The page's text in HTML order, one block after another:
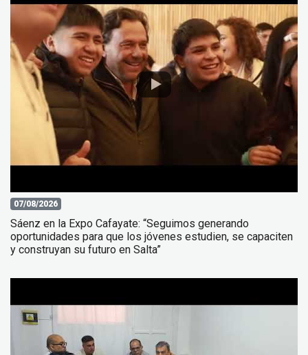
07/08/2026
Sáenz en la Expo Cafayate: “Seguimos generando
oportunidades para que los jóvenes estudien, se capaciten
y construyan su futuro en Salta”